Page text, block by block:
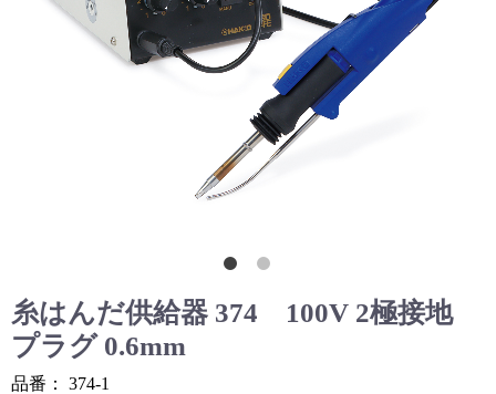
糸はんだ供給器 374 100V 2極接地
プラグ 0.6mm
品番： 374-1